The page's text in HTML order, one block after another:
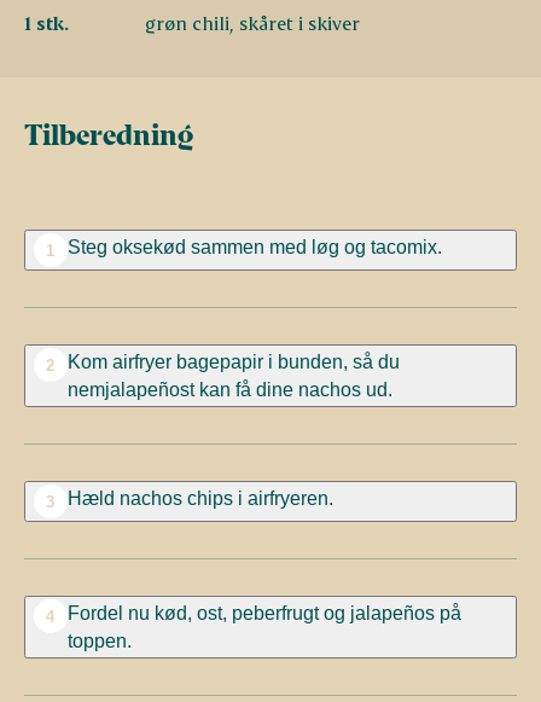
1 stk. grøn chili, skåret i skiver
Tilberedning
1 Steg oksekød sammen med løg og tacomix.
2
Kom airfryer bagepapir i bunden, så du
nemjalapeñost kan få dine nachos ud.
3 Hæld nachos chips i airfryeren.
4
Fordel nu kød, ost, peberfrugt og jalapeños på
toppen.